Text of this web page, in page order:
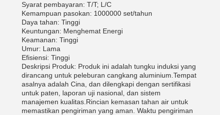
Syarat pembayaran: T/T; L/C
Kemampuan pasokan: 1000000 set/tahun
Daya tahan: Tinggi
Keuntungan: Menghemat Energi
Keamanan: Tinggi
Umur: Lama
Efisiensi: Tinggi
Deskripsi Produk: Produk ini adalah tungku induksi yang
dirancang untuk peleburan cangkang aluminium.Tempat
asalnya adalah Cina, dan dilengkapi dengan sertifikasi
untuk paten, laporan uji nasional, dan sistem
manajemen kualitas.Rincian kemasan tahan air untuk
memastikan pengiriman yang aman. Waktu pengiriman